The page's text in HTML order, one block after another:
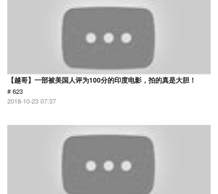
【越哥】一部被美国人评为100分的印度电影，拍的真是大胆！
# 623
2018-10-23 07:37